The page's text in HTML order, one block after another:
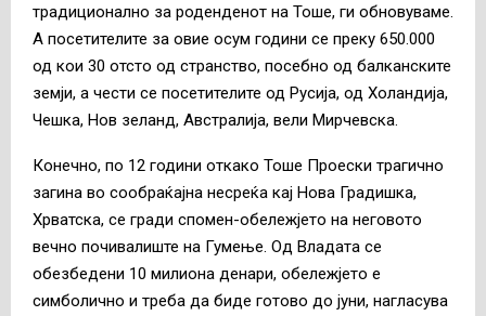
традиционално за роденденот на Тоше, ги обновуваме.
А посетителите за овие осум години се преку 650.000
од кои 30 отсто од странство, посебно од балканските
земји, а чести се посетителите од Русија, од Холандија,
Чешка, Нов зеланд, Австралија, вели Мирчевска.
Конечно, по 12 години откако Тоше Проески трагично
загина во сообраќајна несреќа кај Нова Градишка,
Хрватска, се гради спомен-обележјето на неговото
вечно почивалиште на Гумење. Од Владата се
обезбедени 10 милиона денари, обележјето е
симболично и треба да биде готово до јуни, нагласува